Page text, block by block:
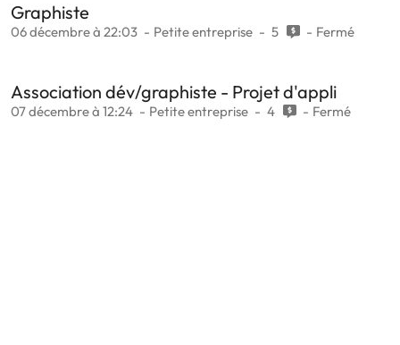
Graphiste
06 décembre à 22:03 Petite entreprise 5 Fermé
Association dév/graphiste - Projet d'appli
07 décembre à 12:24 Petite entreprise 4 Fermé